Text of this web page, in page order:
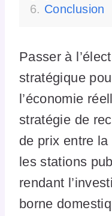
Conclusion
Passer à
stratégique
l’économie
stratégie de
de prix entre
les stations
rendant
borne